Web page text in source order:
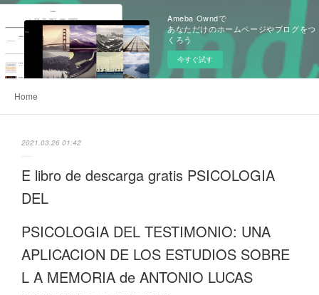
Ameba Owndで
あなただけのホームページやブログをつ
くろう
今すぐ試す
Home
2021.03.26 01:42
E libro de descarga gratis PSICOLOGIA
DEL
PSICOLOGIA DEL TESTIMONIO: UNA
APLICACION DE LOS ESTUDIOS SOBRE
L A MEMORIA de ANTONIO LUCAS